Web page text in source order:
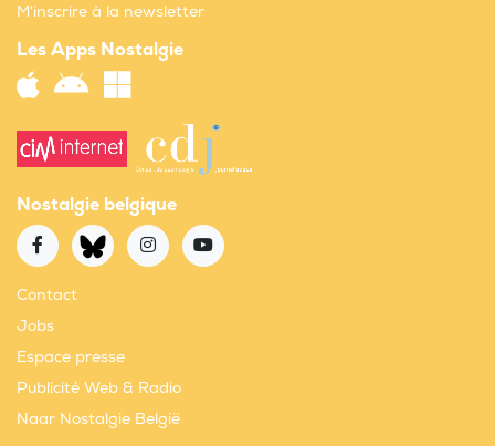
M'inscrire à la newsletter
Les Apps Nostalgie
Nostalgie belgique
Contact
Jobs
Espace presse
Publicité Web & Radio
Naar Nostalgie België